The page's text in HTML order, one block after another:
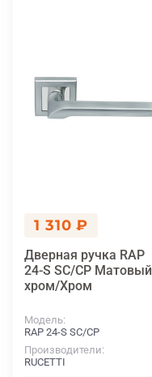
1 310 ₽
Дверная ручка RAP
24-S SC/CP Матовый
хром/Хром
Модель
RAP 24-S SC/CP
Производители
RUCETTI